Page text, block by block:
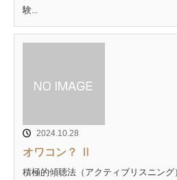
験...
2024.10.28
オワコン？ Ⅱ
積極的傾聴法（アクティブリスニング